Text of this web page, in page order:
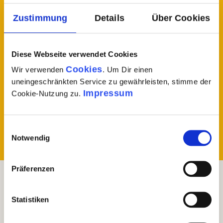
Zustimmung Details Über Cookies
Diese Webseite verwendet Cookies
Wir verwenden Cookies. Um Dir einen
uneingeschränkten Service zu gewährleisten, stimme der
Cookie-Nutzung zu. Impressum
Notwendig
Präferenzen
Statistiken
Qualität und Textur der
Linguine
Die flache, leicht ovale Form von Linguine
sorgt dafür, dass jede Gabel eine samtige
Textur bietet, die leicht auf der Zunge liegt
und dennoch genug Struktur für einen
angenehmen Biss hat. Diese hochwertige
Pasta lässt ihre subtilen Aromen besonders
Steckbrief